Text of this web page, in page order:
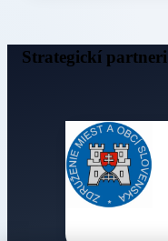
Strategickí partneri